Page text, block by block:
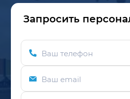
Запросить
Ваш телефон
Ваш email